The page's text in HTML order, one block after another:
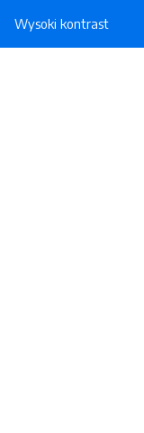
Wysoki kontrast